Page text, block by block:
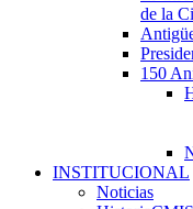
de la
150
INSTITUCIONAL
Noticias